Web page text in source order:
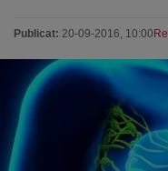
Publicat: 20-09-2016, 10:00